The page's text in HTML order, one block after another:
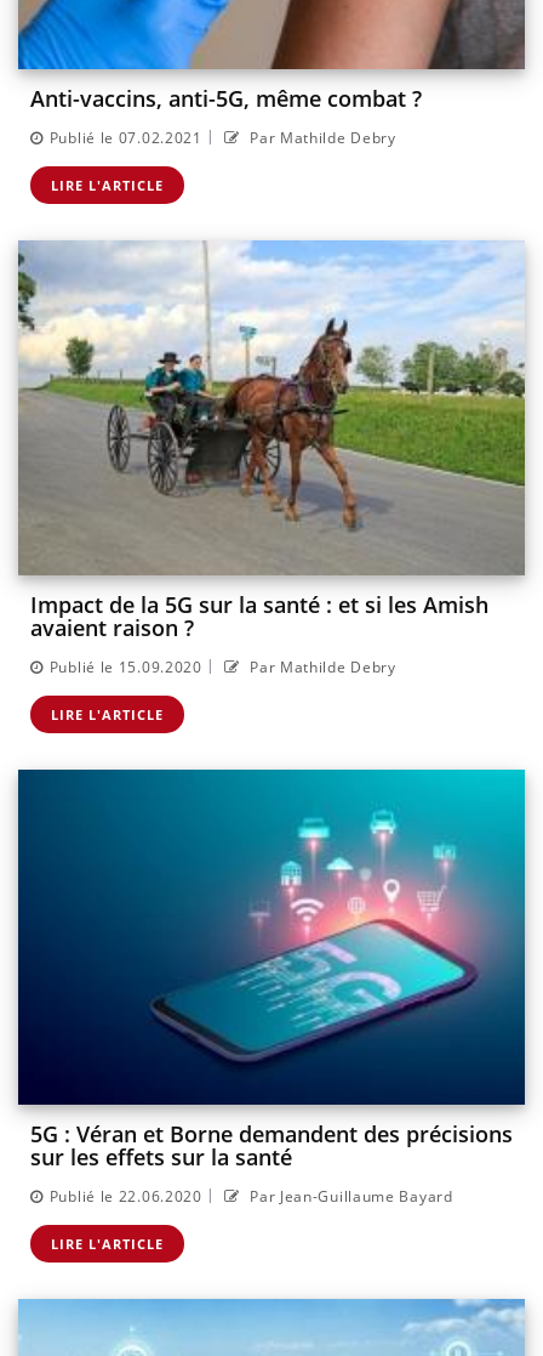
Anti-vaccins, anti-5G, même combat ?
Publié le 07.02.2021 | Par Mathilde Debry
LIRE L'ARTICLE
Impact de la 5G sur la santé : et si les Amish
avaient raison ?
Publié le 15.09.2020 | Par Mathilde Debry
LIRE L'ARTICLE
5G : Véran et Borne demandent des précisions
sur les effets sur la santé
Publié le 22.06.2020 | Par Jean-Guillaume Bayard
LIRE L'ARTICLE